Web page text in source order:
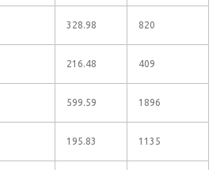
328.98 820
216.48 409
599.59 1896
195.83 1135